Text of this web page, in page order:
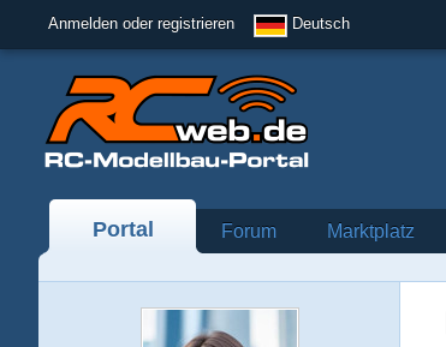
Anmelden oder registrieren Deutsch
Portal Forum Marktplatz